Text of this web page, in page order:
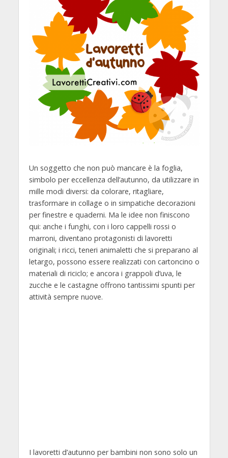
Un soggetto che non può mancare è la foglia,
simbolo per eccellenza dell’autunno, da utilizzare in
mille modi diversi: da colorare, ritagliare,
trasformare in collage o in simpatiche decorazioni
per finestre e quaderni. Ma le idee non finiscono
qui: anche i funghi, con i loro cappelli rossi o
marroni, diventano protagonisti di lavoretti
originali; i ricci, teneri animaletti che si preparano al
letargo, possono essere realizzati con cartoncino o
materiali di riciclo; e ancora i grappoli d’uva, le
zucche e le castagne offrono tantissimi spunti per
attività sempre nuove.
I lavoretti d’autunno per bambini non sono solo un